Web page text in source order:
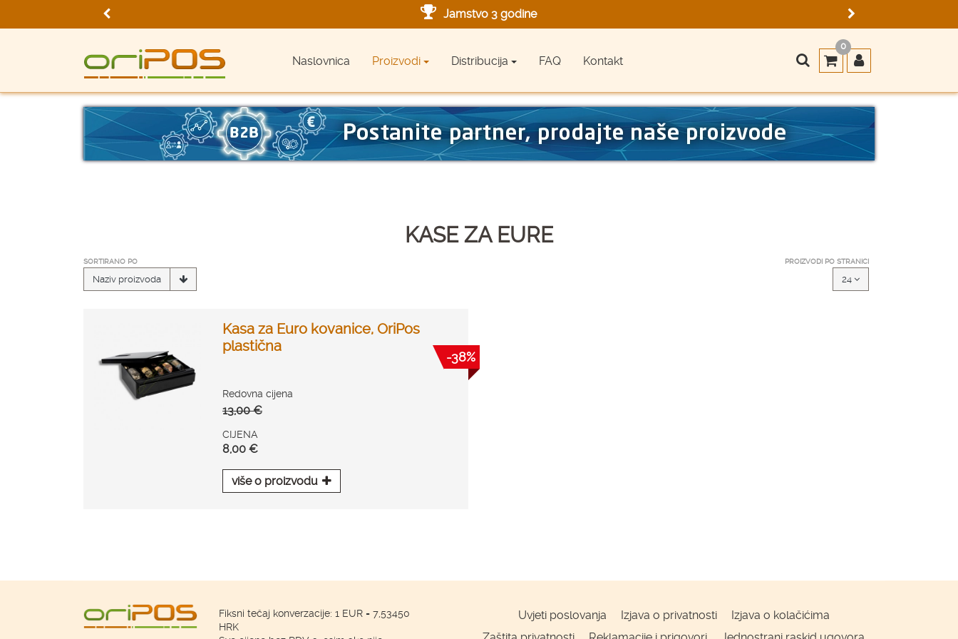
Jamstvo 3 godine
Designed in Germany
Made in Germany
Naslovnica Proizvodi Distribucija FAQ Kontakt
0
KASE ZA EURE
SORTIRANO PO
Naziv proizvoda
PROIZVODI PO STRANICI
24
Kasa za Euro kovanice, OriPos
plastična
Redovna cijena
13,00 €
CIJENA
8,00 €
više o proizvodu
-38%
Fiksni tečaj konverzacije: 1 EUR = 7,53450
HRK
Uvjeti poslovanja Izjava o privatnosti
Izjava o kolačićima